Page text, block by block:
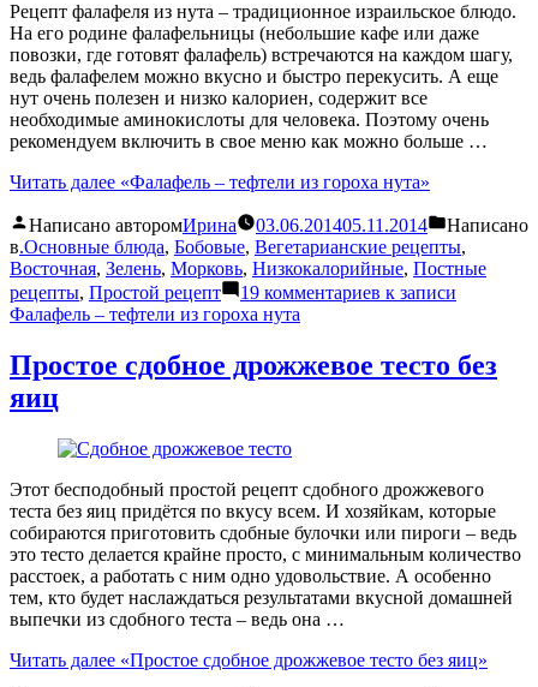
Рецепт фалафеля из нута – традиционное израильское блюдо.
На его родине фалафельницы (небольшие кафе или даже
повозки, где готовят фалафель) встречаются на каждом шагу,
ведь фалафелем можно вкусно и быстро перекусить. А еще
нут очень полезен и низко калориен, содержит все
необходимые аминокислоты для человека. Поэтому очень
рекомендуем включить в свое меню как можно больше …
Читать далее «Фалафель – тефтели из гороха нута»
Написано авторомИрина 03.06.201405.11.2014
Написано
в.Основные блюда, Бобовые, Вегетарианские рецепты,
Восточная, Зелень, Морковь, Низкокалорийные, Постные
рецепты, Простой рецепт 19 комментариев к записи
Фалафель – тефтели из гороха нута
Простое сдобное дрожжевое тесто без
яиц
Этот бесподобный простой рецепт сдобного дрожжевого
теста без яиц придётся по вкусу всем. И хозяйкам, которые
собираются приготовить сдобные булочки или пироги – ведь
это тесто делается крайне просто, с минимальным количество
расстоек, а работать с ним одно удовольствие. А особенно
тем, кто будет наслаждаться результатами вкусной домашней
выпечки из сдобного теста – ведь она …
Читать далее «Простое сдобное дрожжевое тесто без яиц»